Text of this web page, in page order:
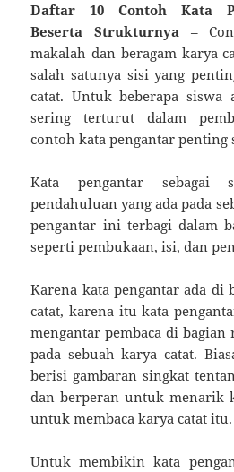
Daftar 10 Contoh Kata
Beserta Strukturnya –
makalah dan beragam karya
salah satunya sisi yang
catat. Untuk beberapa siswa
sering terturut dalam
contoh kata pengantar penting
Kata pengantar sebagai
pendahuluan yang ada pada
pengantar ini terbagi dalam
seperti pembukaan, isi, dan
Karena kata pengantar ada di
catat, karena itu kata
mengantar pembaca di
pada sebuah karya catat.
berisi gambaran singkat
dan berperan untuk menarik
untuk membaca karya catat itu.
Untuk membikin kata